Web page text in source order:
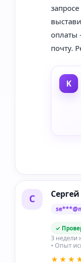
оплаты
почту.
С
✓
3 недели
• Опыт